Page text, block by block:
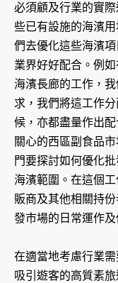
必須顧及行業的實
些已有設施的海濱
們去優化這些海濱
業界好好配合。例
海濱長廊的工作，
求，我們將這工作
候，亦都盡量作出
關心的西區副食品
門要探討如何優化
海濱範圍。在這個
販商及其他相關持
發市場的日常運作
在適當地考慮行業
吸引遊客的高質素